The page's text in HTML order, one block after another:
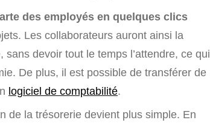
des employés en quelques clics
Les collaborateurs auront ainsi la
devoir tout le temps l’attendre, ce qui
De plus, il est possible de transférer de
logiciel de comptabilité.
de la trésorerie devient plus simple. En